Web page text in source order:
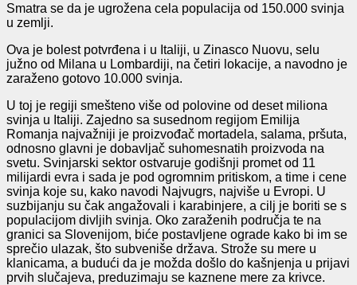
Smatra se da je ugrožena cela populacija od 150.000 svinja
u zemlji.
Ova je bolest potvrđena i u Italiji, u Zinasco Nuovu, selu
južno od Milana u Lombardiji, na četiri lokacije, a navodno je
zaraženo gotovo 10.000 svinja.
U toj je regiji smešteno više od polovine od deset miliona
svinja u Italiji. Zajedno sa susednom regijom Emilija
Romanja najvažniji je proizvođač mortadela, salama, pršuta,
odnosno glavni je dobavljač suhomesnatih proizvoda na
svetu. Svinjarski sektor ostvaruje godišnji promet od 11
milijardi evra i sada je pod ogromnim pritiskom, a time i cene
svinja koje su, kako navodi Najvugrs, najviše u Evropi. U
suzbijanju su čak angažovali i karabinjere, a cilj je boriti se s
populacijom divljih svinja. Oko zaraženih područja te na
granici sa Slovenijom, biće postavljene ograde kako bi im se
sprečio ulazak, što subveniše država. Strože su mere u
klanicama, a budući da je možda došlo do kašnjenja u prijavi
prvih slučajeva, preduzimaju se kaznene mere za krivce.